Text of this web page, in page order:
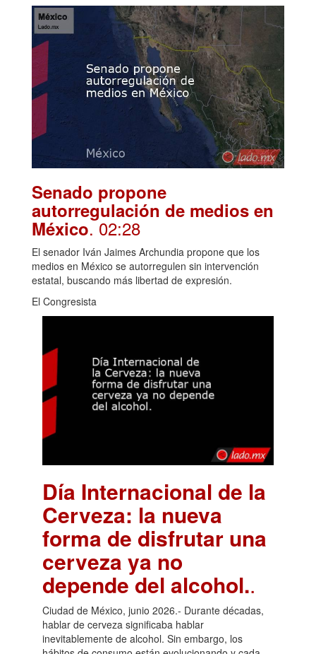
Senado propone
autorregulación de medios en
México. 02:28
El senador Iván Jaimes Archundia propone que los
medios en México se autorregulen sin intervención
estatal, buscando más libertad de expresión.
El Congresista
Día Internacional de la
Cerveza: la nueva
forma de disfrutar una
cerveza ya no
depende del alcohol..
Ciudad de México, junio 2026.- Durante décadas,
hablar de cerveza significaba hablar
inevitablemente de alcohol. Sin embargo, los